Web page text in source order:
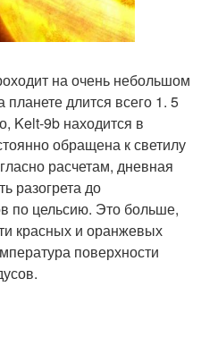
на очень небольшом
планете длится всего 1. 5
Kelt-9b находится в
обращена к светилу
расчетам, дневная
разогрета до
по цельсию. Это больше,
красных и оранжевых
поверхности